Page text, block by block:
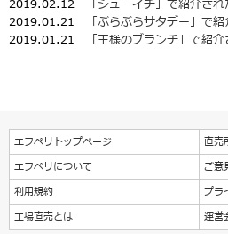
2019.02.12
「シューイチ」で紹介さ
2019.01.21
「ぶらぶらサタデー」で
2019.01.21
「王様のブランチ」で紹
エフペリトップページ
直売
エフペリについて
ご意
利用規約
プラ
工場直売とは
運営